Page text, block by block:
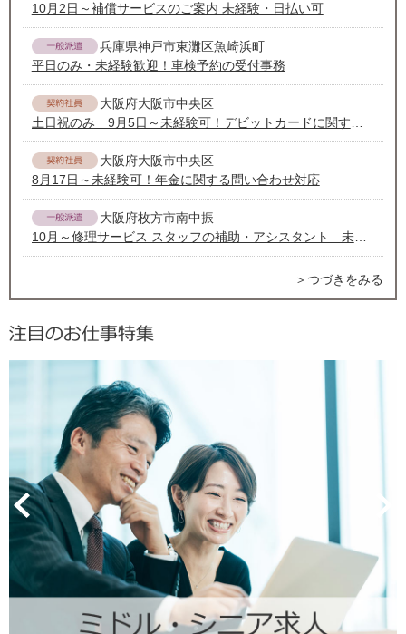
10月2日～補償サービスのご案内 未経験・日払い可
兵庫県神戸市東灘区魚崎浜町
平日のみ・未経験歓迎！車検予約の受付事務
大阪府大阪市中央区
土日祝のみ 9月5日～未経験可！デビットカードに関する問い合わせ対応
大阪府大阪市中央区
8月17日～未経験可！年金に関する問い合わせ対応
大阪府枚方市南中振
10月～修理サービス スタッフの補助・アシスタント 未経験 日払い可
＞つづきをみる